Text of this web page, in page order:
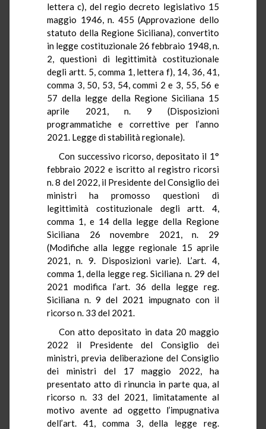
lettera c), del regio decreto legislativo 15
maggio 1946, n. 455 (Approvazione dello
statuto della Regione Siciliana), convertito
in legge costituzionale 26 febbraio 1948, n.
2, questioni di legittimità costituzionale
degli artt. 5, comma 1, lettera f), 14, 36, 41,
comma 3, 50, 53, 54, commi 2 e 3, 55, 56 e
57 della legge della Regione Siciliana 15
aprile 2021, n. 9 (Disposizioni
programmatiche e correttive per l’anno
2021. Legge di stabilità regionale).
Con successivo ricorso, depositato il 1°
febbraio 2022 e iscritto al registro ricorsi
n. 8 del 2022, il Presidente del Consiglio dei
ministri ha promosso questioni di
legittimità costituzionale degli artt. 4,
comma 1, e 14 della legge della Regione
Siciliana 26 novembre 2021, n. 29
(Modifiche alla legge regionale 15 aprile
2021, n. 9. Disposizioni varie). L’art. 4,
comma 1, della legge reg. Siciliana n. 29 del
2021 modifica l’art. 36 della legge reg.
Siciliana n. 9 del 2021 impugnato con il
ricorso n. 33 del 2021.
Con atto depositato in data 20 maggio
2022 il Presidente del Consiglio dei
ministri, previa deliberazione del Consiglio
dei ministri del 17 maggio 2022, ha
presentato atto di rinuncia in parte qua, al
ricorso n. 33 del 2021, limitatamente al
motivo avente ad oggetto l’impugnativa
dell’art. 41, comma 3, della legge reg.